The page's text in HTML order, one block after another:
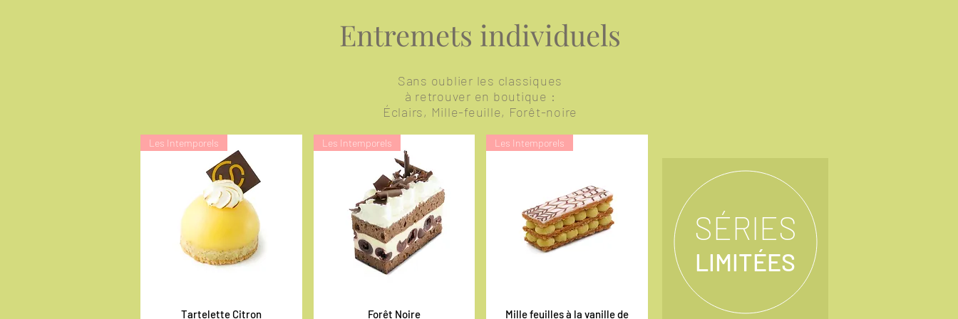
Entremets individuels
Sans oublier les classiques
à retrouver en boutique :
Éclairs, Mille-feuille, Forêt-noire
Aperçu rapide
Les Intemporels
Tartelette Citron Aperçu rapide
Les Intemporels
Forêt Noire Aperçu rapide
Les Intemporels
Mille feuilles à la vanille de
SÉRIES
LIMITÉES